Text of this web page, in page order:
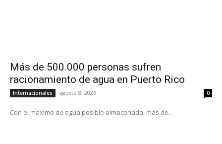
Más de 500.000 personas sufren
racionamiento de agua en Puerto Rico
Internacionales agosto 8, 2026 0
Con el máximo de agua posible almacenada, más de...